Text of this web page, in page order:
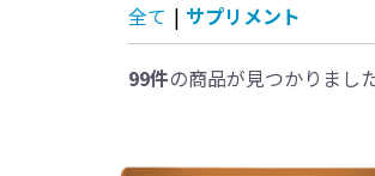
全て | サプリメント
99件の商品が見つかりまし